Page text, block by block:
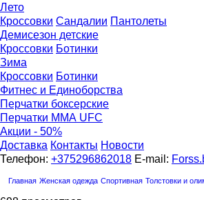
Летo
Кроссовки Сандалии Пантолеты
Демисезон детские
Кроссовки Ботинки
Зима
Кроссовки Ботинки
Фитнес и Единоборства
Перчатки боксерские
Перчатки ММА UFC
Акции - 50%
Доставка Контакты Новости
Телефон: +375296862018 E-mail:
Главная Женская одежда Спортивная Толстовки и